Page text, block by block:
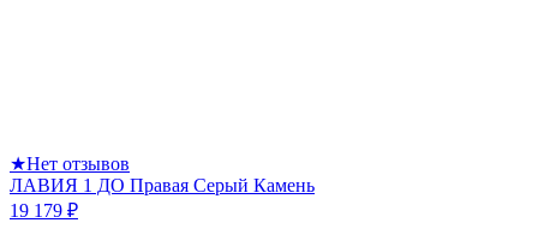
★Нет отзывов
ЛАВИЯ 1 ДО Правая Серый Камень
19 179 ₽